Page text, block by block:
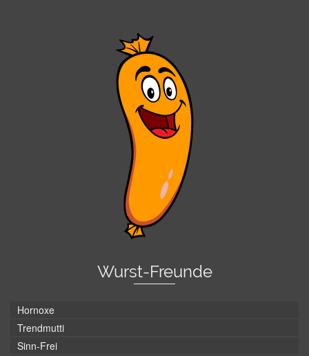
Wurst-Freunde
Hornoxe
Trendmutti
Sinn-Frei